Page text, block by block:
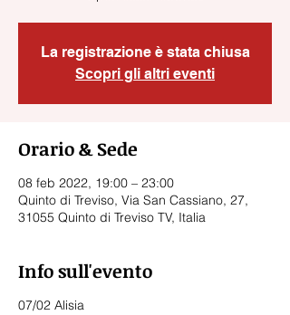
La registrazione è stata chiusa
Scopri gli altri eventi
Orario & Sede
08 feb 2022, 19:00 – 23:00
Quinto di Treviso, Via San Cassiano, 27,
31055 Quinto di Treviso TV, Italia
Info sull'evento
07/02 Alisia